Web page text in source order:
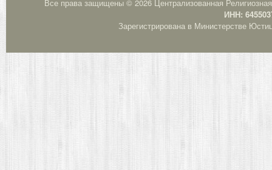
Все права защищены © 2026 Централизованная
ИНН:
Зарегистрирована в Министерстве